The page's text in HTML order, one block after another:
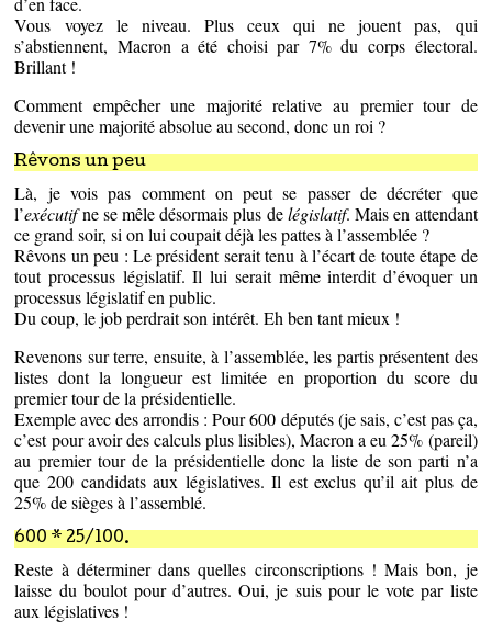
Vous voyez le niveau. Plus ceux qui ne jouent pas, qui
s’abstiennent, Macron a été choisi par 7% du corps électoral.
Brillant !
Comment empêcher une majorité relative au premier tour de
devenir une majorité absolue au second, donc un roi ?
Rêvons un peu
Là, je vois pas comment on peut se passer de décréter que
l’exécutifne se mêle désormais plus delégislatif. Mais en attendant
ce grand soir, si on lui coupait déjà les pattes à l’assemblée ?
Rêvons un peu : Le président serait tenu à l’écart de toute étape de
tout processus législatif. Il lui serait même interdit d’évoquer un
processus législatif en public.
Du coup, le job perdrait son intérêt. Eh ben tant mieux !
Revenons sur terre, ensuite, à l’assemblée, les partis présentent des
listes dont la longueur est limitée en proportion du score du
premier tour de la présidentielle.
Exemple avec des arrondis : Pour 600 députés (je sais, c’est pas ça,
c’est pour avoir des calculs plus lisibles), Macron a eu 25% (pareil)
au premier tour de la présidentielle donc la liste de son parti n’a
que 200 candidats aux législatives. Il est exclus qu’il ait plus de
25% de sièges à l’assemblé.
600 * 25/100.
Reste à déterminer dans quelles circonscriptions ! Mais bon, je
laisse du boulot pour d’autres. Oui, je suis pour le vote par liste
aux législatives !